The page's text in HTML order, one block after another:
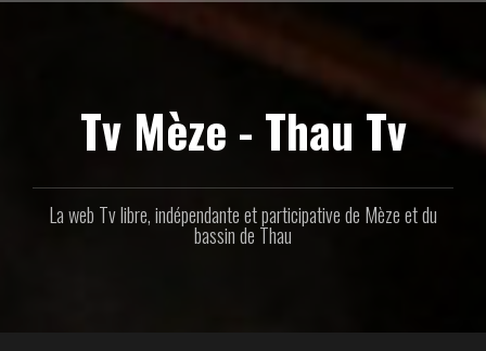
Tv Mèze - Thau Tv
La web Tv libre, indépendante et participative de Mèze et du
bassin de Thau